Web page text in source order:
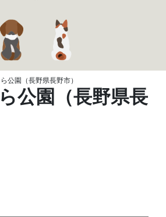
公園（長野県長野市）
公園（長野県長